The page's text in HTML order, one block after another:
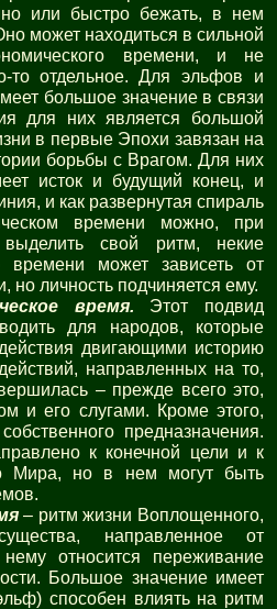
или быстро бежать, в нем
может находиться в сильной
времени, и не
то отдельное. Для эльфов и
большое значение в связи
для них является большой
в первые Эпохи завязан на
борьбы с Врагом. Для них
исток и будущий конец, и
и как развернутая спираль
времени можно, при
свой ритм, некие
времени может зависеть от
но личность подчиняется ему.
время. Этот подвид
для народов, которые
двигающими историю
направленных на то,
– прежде всего это,
и его слугами. Кроме этого,
предназначения.
к конечной цели и к
Мира, но в нем могут быть
– ритм жизни Воплощенного,
направленное от
относится переживание
Большое значение имеет
способен влиять на ритм